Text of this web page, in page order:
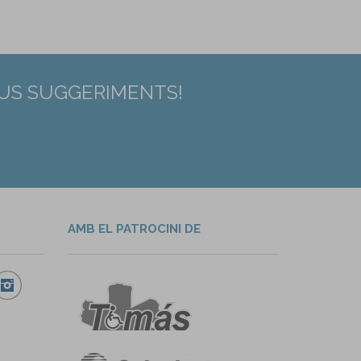
SUGGERIMENTS!
AMB EL PATROCINI DE